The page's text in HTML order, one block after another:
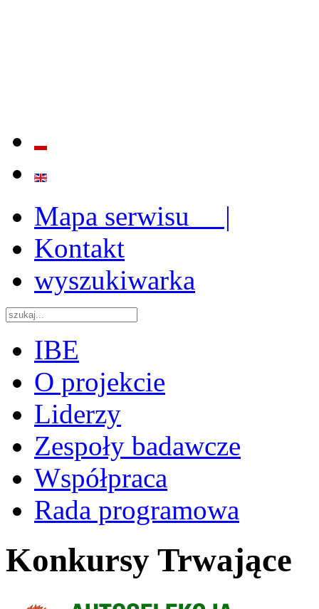
Mapa serwisu |
Kontakt
wyszukiwarka
IBE
O projekcie
Liderzy
Zespoły badawcze
Współpraca
Rada programowa
Konkursy Trwające